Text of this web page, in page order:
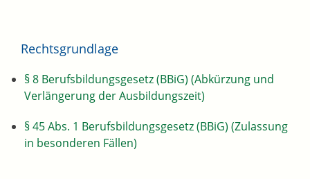
Rechtsgrundlage
§ 8 Berufsbildungsgesetz (BBiG) (Abkürzung und
Verlängerung der Ausbildungszeit)
§ 45 Abs. 1 Berufsbildungsgesetz (BBiG) (Zulassung
in besonderen Fällen)